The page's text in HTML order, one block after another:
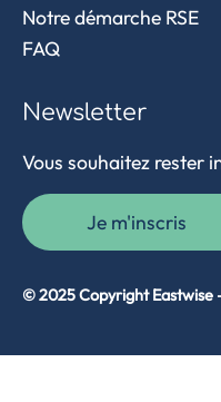
Notre démarche RSE
FAQ
Newsletter
Vous souhaitez rester
Je m'inscris
© 2025 Copyright Eastwise